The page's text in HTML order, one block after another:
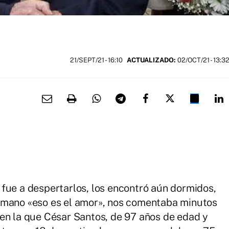
21/SEPT/21- 16:10 ACTUALIZADO: 02/OCT/21 - 13:32
a despertarlos, los encontró aún dormidos,
«eso es el amor», nos comentaba minutos
la que César Santos, de 97 años de edad y